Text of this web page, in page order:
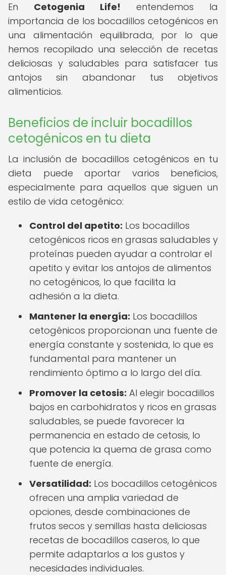
En Cetogenia Life! entendemos la
importancia de los bocadillos cetogénicos en
una alimentación equilibrada, por lo que
hemos recopilado una selección de recetas
deliciosas y saludables para satisfacer tus
antojos sin abandonar tus objetivos
alimenticios.
Beneficios de incluir bocadillos
cetogénicos en tu dieta
La inclusión de bocadillos cetogénicos en tu
dieta puede aportar varios beneficios,
especialmente para aquellos que siguen un
estilo de vida cetogénico:
Control del apetito: Los bocadillos
cetogénicos ricos en grasas saludables y
proteínas pueden ayudar a controlar el
apetito y evitar los antojos de alimentos
no cetogénicos, lo que facilita la
adhesión a la dieta.
Mantener la energía: Los bocadillos
cetogénicos proporcionan una fuente de
energía constante y sostenida, lo que es
fundamental para mantener un
rendimiento óptimo a lo largo del día.
Promover la cetosis: Al elegir bocadillos
bajos en carbohidratos y ricos en grasas
saludables, se puede favorecer la
permanencia en estado de cetosis, lo
que potencia la quema de grasa como
fuente de energía.
Versatilidad: Los bocadillos cetogénicos
ofrecen una amplia variedad de
opciones, desde combinaciones de
frutos secos y semillas hasta deliciosas
recetas de bocadillos caseros, lo que
permite adaptarlos a los gustos y
necesidades individuales.